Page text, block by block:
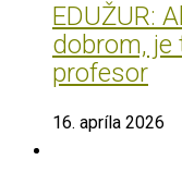
EDUŽUR:
dobrom, je
profesor
16. apríla 2026